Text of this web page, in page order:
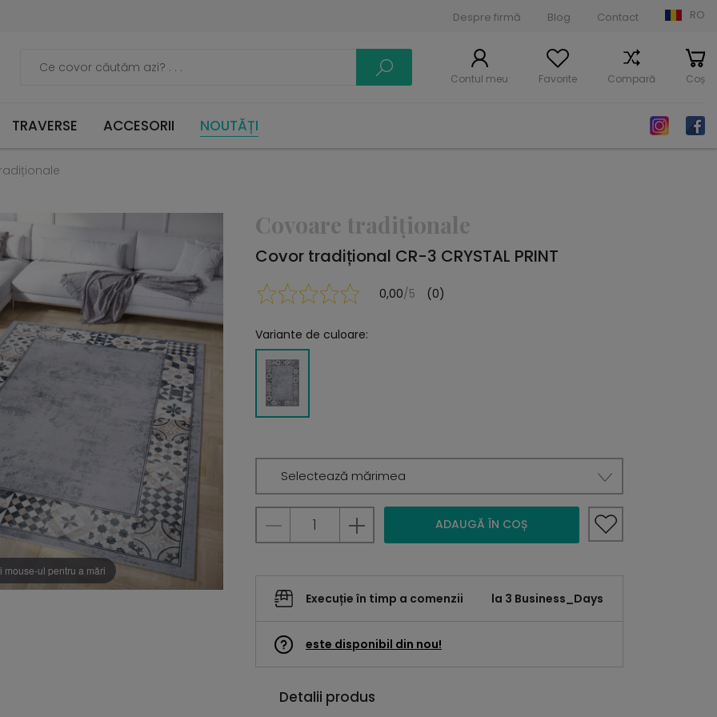
Despre firmă Blog Contact RO
Contul meu Favorite Compară Coș
TRAVERSE ACCESORII NOUTĂȚI
mouse-ul pentru a mări
Covoare tradiționale
Covor tradițional CR-3 CRYSTAL PRINT
0,00/5 (0)
Variante de culoare:
Selectează mărimea
ADAUGĂ ÎN COȘ
Execuție în timp a comenzii la 3 Business_Days
este disponibil din nou!
Detalii produs